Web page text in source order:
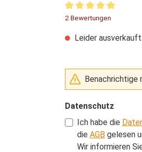
Durchschnittliche
2 Bewertungen
Leider ausverkauft
Benachrichtige
Datenschutz
Ich habe die
die AGB gelesen
Wir informieren